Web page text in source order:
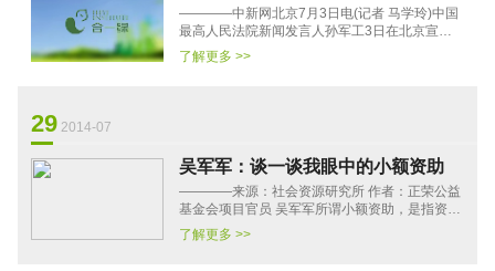
学林首次公开亮相
————中新网北京7月3日电(记者 马学玲)中国
最高人民法院新闻发言人孙军工3日在北京宣
布，为积极回应人民群众环境资源司法新期待，
为生态文明建设提供坚强有···
了解更多 >>
29 2014-07
吴军军：谈一谈我眼中的小额资助
————来源：社会资源研究所 作者：正荣公益
基金会项目官员 吴军军所谓小额资助，是指资金
额度偏小的资助，虽没有统一规定，但普遍可认
为是5万元以下的资助。···
了解更多 >>